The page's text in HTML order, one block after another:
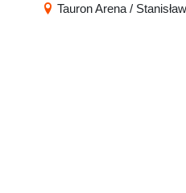
Tauron Arena /